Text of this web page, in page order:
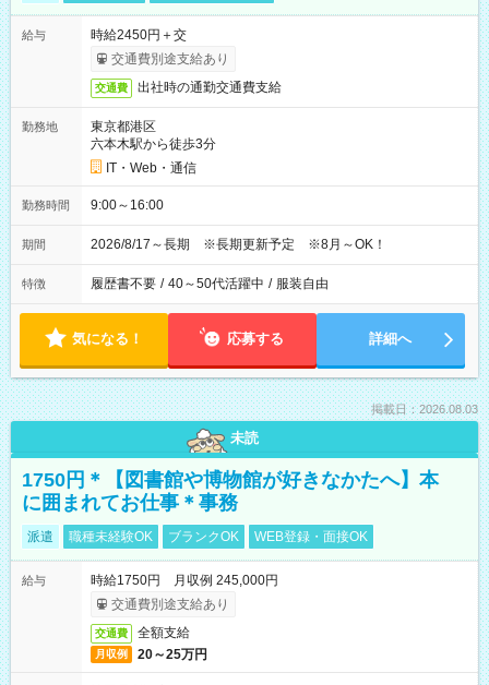
給与
時給2450円＋交
交通費別途支給あり
交通費 出社時の通勤交通費支給
勤務地
東京都港区
六本木駅から徒歩3分
IT・Web・通信
勤務時間 9:00～16:00
期間 2026/8/17～長期 ※長期更新予定 ※8月～OK！
特徴 履歴書不要 / 40～50代活躍中 / 服装自由
気になる！ 応募する 詳細へ
掲載日：2026.08.03
未読
1750円＊【図書館や博物館が好きなかたへ】本
に囲まれてお仕事＊事務
派遣 職種未経験OK ブランクOK WEB登録・面接OK
給与
時給1750円 月収例 245,000円
交通費別途支給あり
交通費 全額支給
月収例 20～25万円